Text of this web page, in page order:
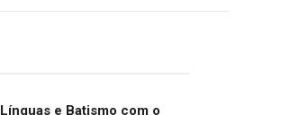
Línguas e Batismo com o